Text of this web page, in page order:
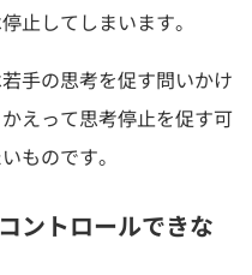
止してしまいます。
手の思考を促す問いかけ
えって思考停止を促す可
ものです。
ントロールできな